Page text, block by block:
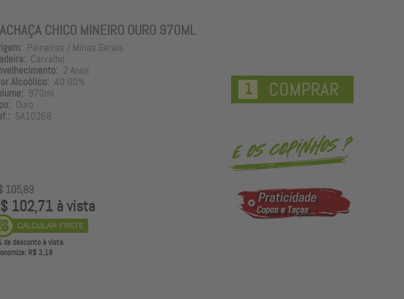
CHICO MINEIRO OURO 970ML
Paineiras / Minas Gerais
Carvalho
2 Anos
Alcoólico: 40.00%
970ml
Ouro
SA10268
105,89
102,71 à vista
de desconto à vista.
R$ 3,18